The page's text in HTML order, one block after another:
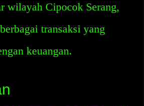
wilayah Cipocok Serang,
transaksi yang
keuangan.